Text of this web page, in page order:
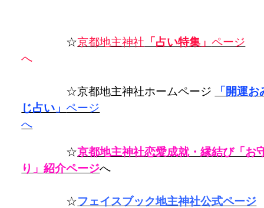
☆京都地主神社 「占い特集」ページ
☆京都地主神社ホームページ
「開運
じ占い」ページ
へ
☆京都地主神社恋愛成就・縁結び「お
り」紹介ページへ
☆フェイスブック地主神社公式ページ